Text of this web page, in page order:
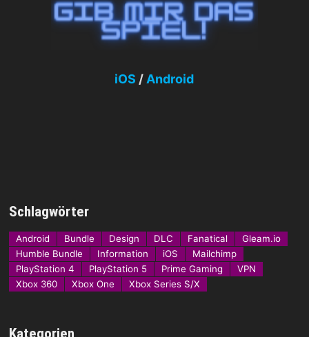
iOS /Android
Schlagwörter
Android Bundle Design DLC Fanatical
Gleam.io
Humble Bundle
Information iOS
Mailchimp
PlayStation 4
PlayStation 5 Prime Gaming
VPN
Xbox 360
Xbox One Xbox Series S/X